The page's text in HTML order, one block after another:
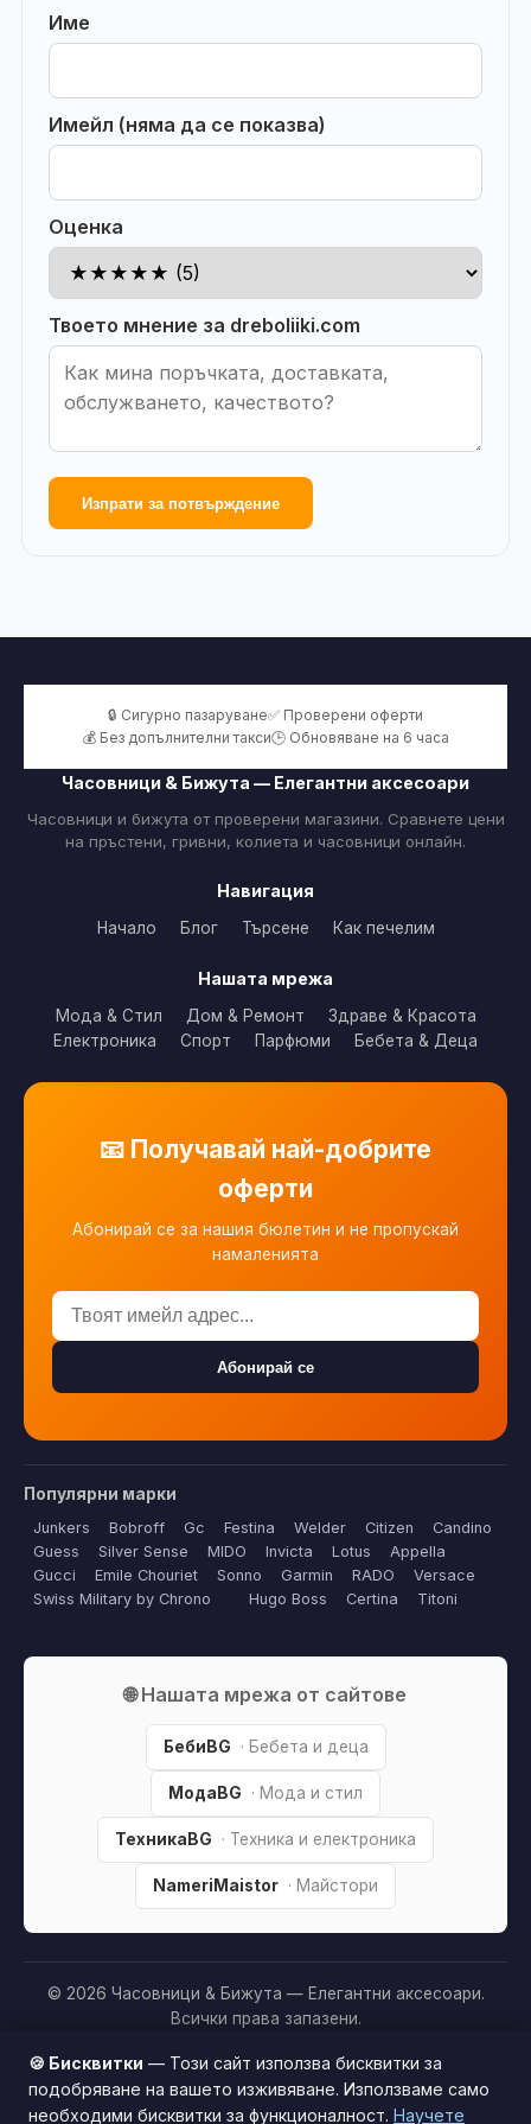
Име
Имейл (няма да се показва)
Оценка
Твоето мнение за dreboliiki.com
Изпрати за потвърждение
🔒 Сигурно пазаруване✅ Проверени оферти
💰 Без допълнителни такси🕒 Обновяване на 6 часа
Часовници & Бижута — Елегантни аксесоари
Часовници и бижута от проверени магазини. Сравнете цени
на пръстени, гривни, колиета и часовници онлайн.
Навигация
Начало Блог Търсене Как печелим
Нашата мрежа
Мода & Стил Дом & Ремонт
Здраве & Красота
Електроника
Спорт Парфюми Бебета & Деца
📧 Получавай най-добрите
оферти
Абонирай се за нашия бюлетин и не пропускай
намаленията
Абонирай се
Популярни марки
Junkers Bobroff Gc Festina Welder Citizen
Candino
Guess
Silver Sense MIDO Invicta Lotus
Appella
Gucci
Emile Chouriet Sonno Garmin RADO
Versace
Swiss Military by Chrono
Hugo Boss Certina Titoni
🌐 Нашата мрежа от сайтове
БебиBG · Бебета и деца
МодаBG · Мода и стил
ТехникаBG · Техника и електроника
NameriMaistor · Майстори
© 2026 Часовници & Бижута — Елегантни аксесоари.
Всички права запазени.
Партньорско разкриване:
Този сайт е независим и
съдържа партньорски (affiliate) линкове. Когато купите
продукт през тях, може да получим малка комисиона от
Този сайт използва бисквитки за по-добро
🍪 Бисквитки — Този сайт използва бисквитки за
подобряване на вашето изживяване. Използваме само
необходими бисквитки за функционалност. Научете